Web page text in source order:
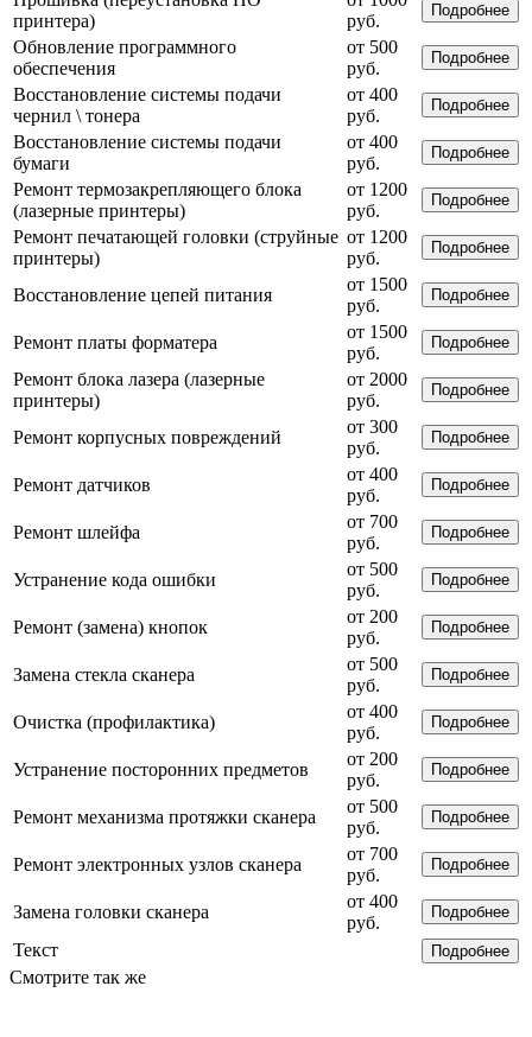
принтера)
руб.
Подробнее
Обновление программного
обеспечения
от 500
руб.
Подробнее
Восстановление системы подачи
чернил \ тонера
от 400
руб.
Подробнее
Восстановление системы подачи
бумаги
от 400
руб.
Подробнее
Ремонт термозакрепляющего блока
(лазерные принтеры)
от 1200
руб.
Подробнее
Ремонт печатающей головки (струйные
принтеры)
от 1200
руб.
Подробнее
Восстановление цепей питания
от 1500
руб.
Подробнее
Ремонт платы форматера
от 1500
руб.
Подробнее
Ремонт блока лазера (лазерные
принтеры)
от 2000
руб.
Подробнее
Ремонт корпусных повреждений
от 300
руб.
Подробнее
Ремонт датчиков
от 400
руб.
Подробнее
Ремонт шлейфа
от 700
руб.
Подробнее
Устранение кода ошибки
от 500
руб.
Подробнее
Ремонт (замена) кнопок
от 200
руб.
Подробнее
Замена стекла сканера
от 500
руб.
Подробнее
Очистка (профилактика)
от 400
руб.
Подробнее
Устранение посторонних предметов
от 200
руб.
Подробнее
Ремонт механизма протяжки сканера
от 500
руб.
Подробнее
Ремонт электронных узлов сканера
от 700
руб.
Подробнее
Замена головки сканера
от 400
руб.
Подробнее
Текст Подробнее
Смотрите так же